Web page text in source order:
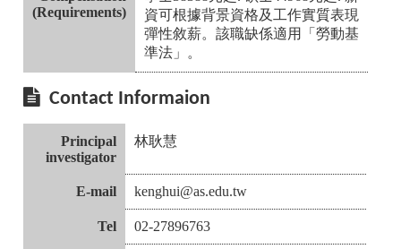
(Requirements)
資可根據背景資格及工作實質表現
彈性敘薪。該職缺係適用「勞動基
準法」。
Contact Informaion
Principal
investigator
林耿慧
E-mail kenghui@as.edu.tw
Tel 02-27896763